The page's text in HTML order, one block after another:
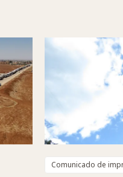
Comunicado de